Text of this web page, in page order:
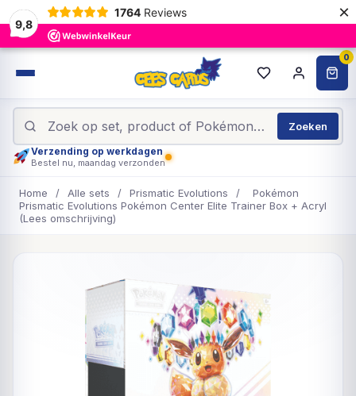
9,8
1764 Reviews ×
0
Zoeken
Verzending op werkdagen
Bestel nu, maandag verzonden
Home / Alle sets / Prismatic Evolutions /
Pokémon
Prismatic Evolutions Pokémon Center Elite Trainer Box + Acryl
(Lees omschrijving)